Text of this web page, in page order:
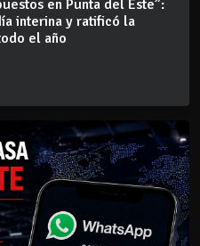
en Punta del Este”:
interina y ratificó la
el año